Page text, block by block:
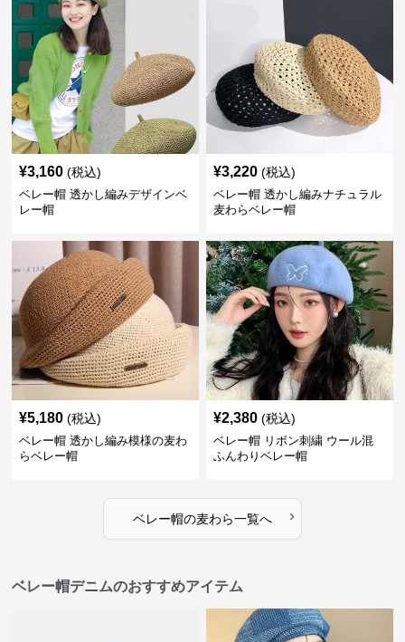
¥3,160 (税込)
ベレー帽 透かし編みデザインベ
レー帽
¥3,220 (税込)
ベレー帽 透かし編みナチュラル
麦わらベレー帽
¥5,180 (税込)
ベレー帽 透かし編み模様の麦わ
らベレー帽
¥2,380 (税込)
ベレー帽 リボン刺繍 ウール混
ふんわりベレー帽
ベレー帽の麦わら一覧へ ›
ベレー帽デニムのおすすめアイテム